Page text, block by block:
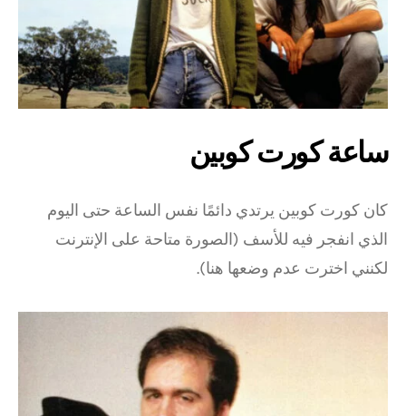
ساعة كورت كوبين
كان كورت كوبين يرتدي دائمًا نفس الساعة حتى اليوم
الذي انفجر فيه للأسف (الصورة متاحة على الإنترنت
لكنني اخترت عدم وضعها هنا).